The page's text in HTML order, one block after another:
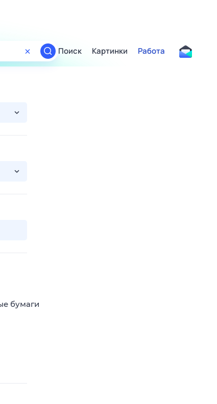
Поиск Картинки Работа
бумаги